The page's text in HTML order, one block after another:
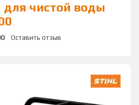
чистой воды
Оставить отзыв